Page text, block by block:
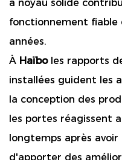
à noyau solide
fonctionnement fiable
années.
À Haïbo les rapports
installées guident les
la conception des
les portes réagissent
longtemps après
d'apporter des